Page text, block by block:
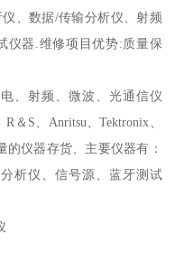
、数据/传输分析仪、射频
仪器.维修项目优势:质量保
、射频、微波、光通信仪
＆S、Anritsu、Tektronix、
仪器存货、主要仪器有：
析仪、信号源、蓝牙测试